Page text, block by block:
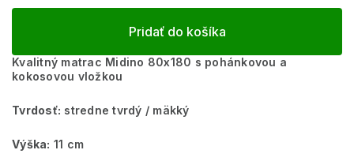
Pridať do košíka
Kvalitný matrac Midino 80x180 s pohánkovou a
kokosovou vložkou
Tvrdosť: stredne tvrdý / mäkký
Výška: 11 cm